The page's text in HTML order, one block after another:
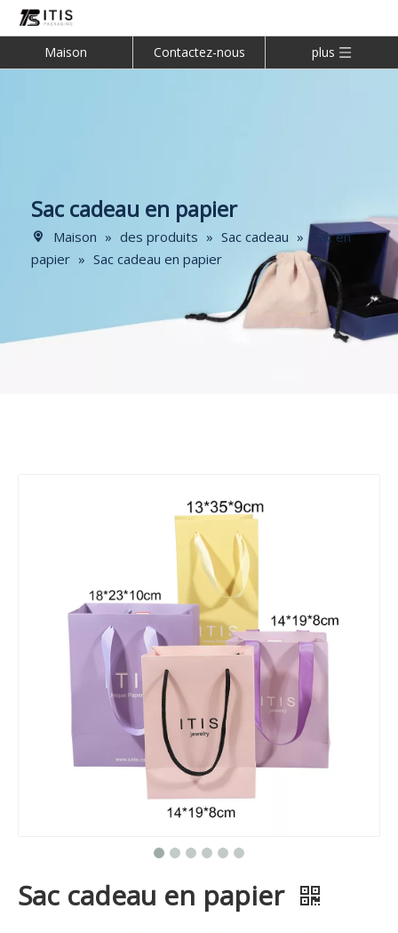
Maison Contactez-nous plus
Sac cadeau en papier
Maison » des produits » Sac cadeau »
Sac en
papier » Sac cadeau en papier
Sac cadeau en papier